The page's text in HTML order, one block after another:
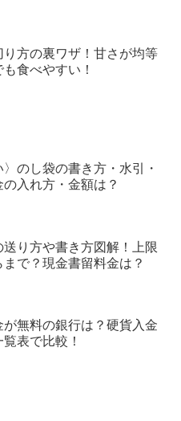
り方の裏ワザ！甘さが均等
食べやすい！
〉のし袋の書き方・水引・
入れ方・金額は？
送り方や書き方図解！上限
で？現金書留料金は？
が無料の銀行は？硬貨入金
表で比較！